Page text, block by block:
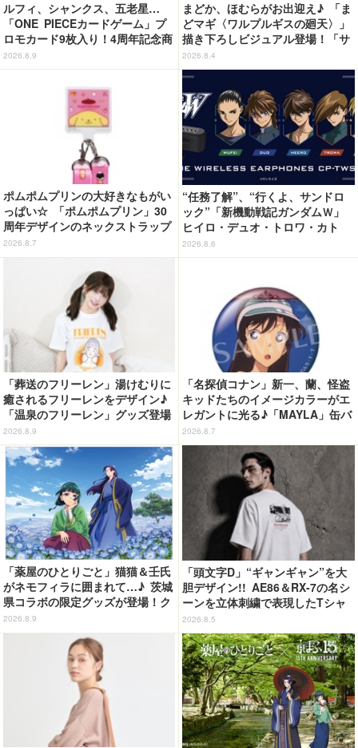
ルフィ、シャンクス、五老星…
「ONE PIECEカードゲーム」プ
ロモカード9枚入り！4周年記念商
品が抽選販売【9月2日23時まで】
2026.8.9
まどか、ほむらがお出迎え♪ 「ま
どマギ〈ワルプルギスの廻天〉」
描き下ろしビジュアル登場！「サ
ンシャインシティプリンスホテ
ル」コラボ開催
2026.8.4
ポムポムプリンの大好きなもがい
っぱい☆ 「ポムポムプリン」30
周年デザインのネックストラップ
がカプセルトイに！ゲーム風デザ
イン全5種が登場♪
2026.8.7
“任務了解”、“行くよ、サンドロ
ック”「新機動戦記ガンダムＷ」
ヒイロ・デュオ・トロワ・カト
ル・五飛の声がする…！ 新規録
り下ろしボイス搭載のワイヤレス
2026.8.6
「葬送のフリーレン」湯けむりに
癒されるフリーレンをデザイン♪
「温泉のフリーレン」グッズ登場
2026.8.9
「名探偵コナン」新一、蘭、怪盗
キッドたちのイメージカラーがエ
レガントに光る♪「MAYLA」缶バ
ッジの全種セットがお得に！【3
0％オフセール】
2026.8.7
「薬屋のひとりごと」猫猫＆壬氏
がネモフィラに囲まれて…♪ 茨城
県コラボの限定グッズが登場！ク
リアファイルやポストカードなど
2026.8.9
「頭文字D」“ギャンギャン”を大
胆デザイン!! AE86＆RX-7の名シ
ーンを立体刺繍で表現したTシャ
ツ登場
2026.8.5